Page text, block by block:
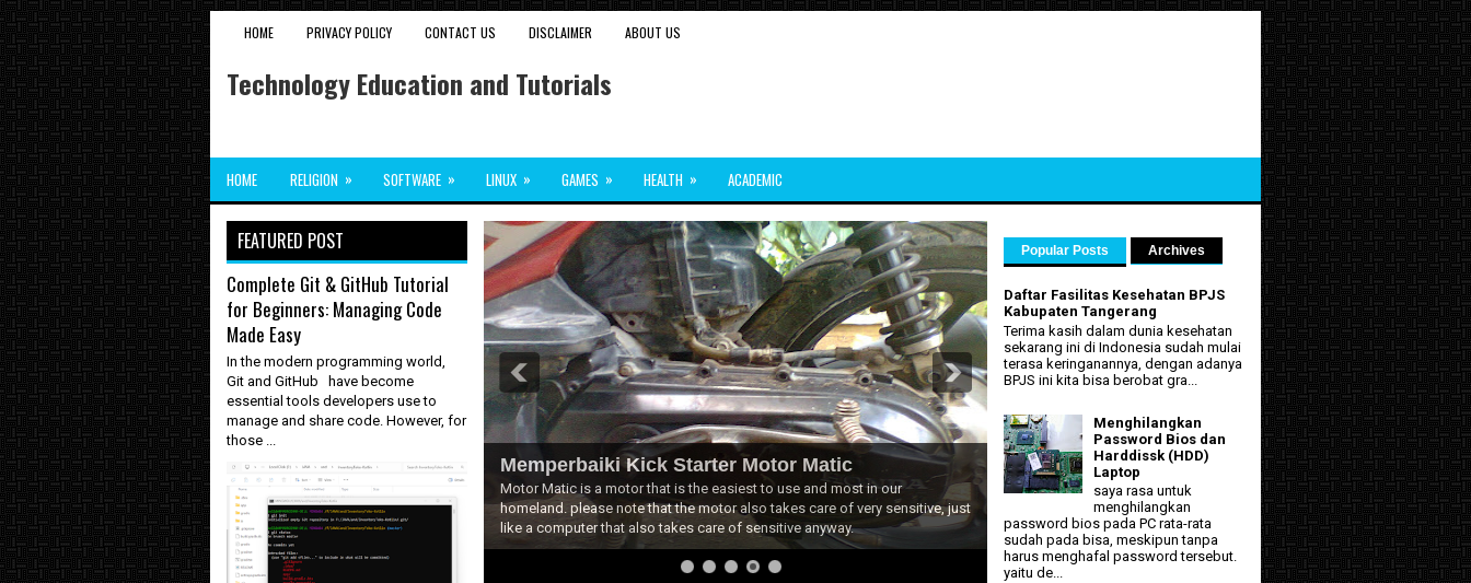
HOME PRIVACY POLICY CONTACT US DISCLAIMER ABOUT US
Technology Education and Tutorials
HOME RELIGION » SOFTWARE » LINUX » GAMES » HEALTH » ACADEMIC
Memperbaiki Kick Starter Motor Matic
Motor Matic is a motor that is the easiest to use and most in our
homeland. please note that the motor also takes care of very sensitive, just
like a computer that also takes care of sensitive anyway.
1 2 3 4
FEATURED POST
Complete Git & GitHub Tutorial
for Beginners: Managing Code
Made Easy
In the modern programming world,
Git and GitHub have become
essential tools developers use to
manage and share code. However, for
those ...
Popular Posts Archives
Daftar Fasilitas Kesehatan BPJS
Kabupaten Tangerang
Terima kasih dalam dunia kesehatan
sekarang ini di Indonesia sudah mulai
terasa keringanannya, dengan adanya
BPJS ini kita bisa berobat gra...
Menghilangkan
Password Bios dan
Harddissk (HDD)
Laptop
saya rasa untuk
menghilangkan
password bios pada PC rata-rata
sudah pada bisa, meskipun tanpa
harus menghafal password tersebut.
yaitu de...